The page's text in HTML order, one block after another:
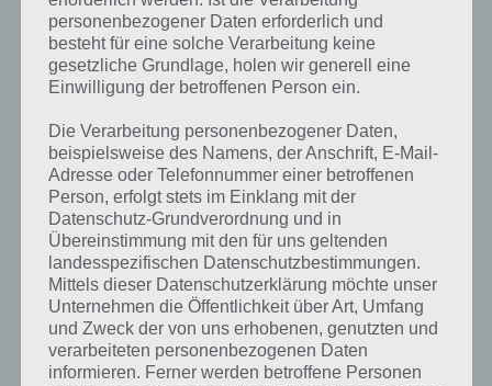
Kurze Begriffserklärung zur Lösung
personenbezogener Daten erforderlich und
besteht für eine solche Verarbeitung keine
gesetzliche Grundlage, holen wir generell eine
Einwilligung der betroffenen Person ein.
Die Verarbeitung personenbezogener Daten,
beispielsweise des Namens, der Anschrift, E-Mail-
Adresse oder Telefonnummer einer betroffenen
Person, erfolgt stets im Einklang mit der
Datenschutz-Grundverordnung und in
Übereinstimmung mit den für uns geltenden
landesspezifischen Datenschutzbestimmungen.
Mittels dieser Datenschutzerklärung möchte unser
Unternehmen die Öffentlichkeit über Art, Umfang
und Zweck der von uns erhobenen, genutzten und
verarbeiteten personenbezogenen Daten
informieren. Ferner werden betroffene Personen